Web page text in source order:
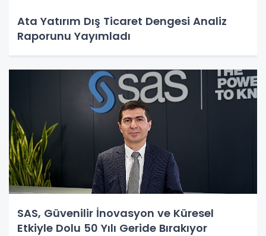
Ata Yatırım Dış Ticaret Dengesi Analiz
Raporunu Yayımladı
SAS, Güvenilir İnovasyon ve Küresel
Etkiyle Dolu 50 Yılı Geride Bırakıyor